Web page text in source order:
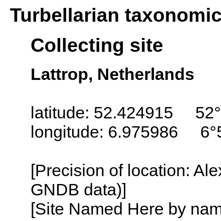
Turbellarian
Collecting site
Lattrop, Netherlands
latitude: 52.424915
longitude: 6.975986
[Precision of location:
GNDB data)]
[Site Named Here by